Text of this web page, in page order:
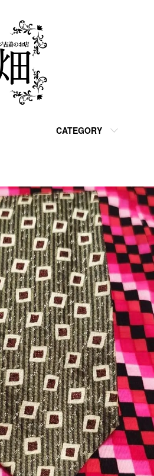
CATEGORY